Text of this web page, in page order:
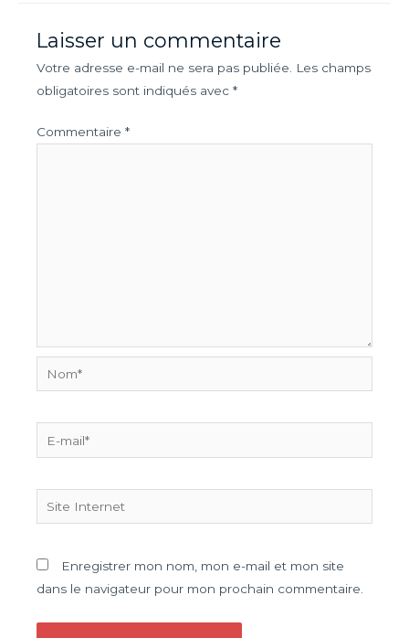
Laisser un commentaire
Votre adresse e-mail ne sera pas publiée.
Les champs
obligatoires sont indiqués avec *
Commentaire *
Enregistrer mon nom, mon e-mail et mon site
dans le navigateur pour mon prochain commentaire.